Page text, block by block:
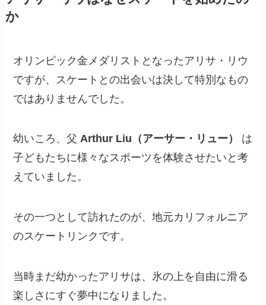
か
オリンピック金メダリストとなったアリサ・リウ
ですが、スケートとの出会いは決して特別なもの
ではありませんでした。
幼いころ、父Arthur Liu（アーサー・リュー）
は
子どもたちに様々なスポーツを体験させたいと考
えていました。
その一つとして訪れたのが、地元カリフォルニア
のスケートリンクです。
当時まだ幼かったアリサは、氷の上を自由に滑る
楽しさにすぐ夢中になりました。